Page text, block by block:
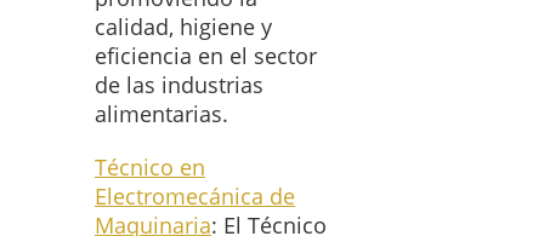
calidad, higiene y
eficiencia en el sector
de las industrias
alimentarias.
Técnico en
Electromecánica de
Maquinaria: El Técnico